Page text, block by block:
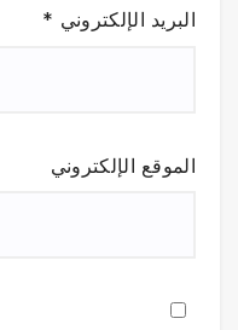
البريد الإلكتروني *
الموقع الإلكتروني